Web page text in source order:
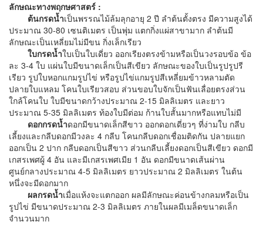
ลักษณะทางพฤกษศาสตร์ :
ต้นกรดน้ำเป็นพรรณไม้ล้มลุกอายุ 2 ปี ลำต้นตั้งตรง มีความสูงได้
ประมาณ 30-80 เซนติเมตร เป็นพุ่ม แตกกิ่งแผ่สาขามาก ลำต้นมี
ลักษณะเป็นเหลี่ยมไม่มีขน กิ่งเล็กเรียว
ใบกรดน้ำใบเป็นใบเดี่ยว ออกเรียงตรงข้ามหรือเป็นวงรอบข้อ ข้อ
ละ 3-4 ใบ แผ่นใบมีขนาดเล็กเป็นสีเขียว ลักษณะของใบเป็นรูปรูปรี
เรียว รูปใบหอกแกมรูปไข่ หรือรูปไข่แกมรูปสีเหลี่ยมข้าวหลามตัด
ปลายใบแหลม โคนใบเรียวสอบ ส่วนขอบใบจักเป็นฟันเลื่อยตรงส่วน
ใกล้โคนใบ ใบมีขนาดกว้างประมาณ 2-15 มิลลิเมตร และยาว
ประมาณ 5-35 มิลลิเมตร ท้องใบมีต่อม ก้านใบสั้นมากหรือแทบไม่มี
ดอกกรดน้ำดอกมีขนาดเล็กสีขาว ออกดอกเดี่ยวๆ ที่ง่ามใบ กลีบ
เลี้ยงและกลีบดอกมีวงละ 4 กลีบ โคนกลีบดอกเชื่อมติดกัน ปลายแยก
ออกเป็น 2 ปาก กลีบดอกเป็นสีขาว ส่วนกลีบเลี้ยงดอกเป็นสีเขียว ดอกมี
เกสรเพศผู้ 4 อัน และมีเกสรเพศเมีย 1 อัน ดอกมีขนาดเส้นผ่าน
ศูนย์กลางประมาณ 4-5 มิลลิเมตร ยาวประมาณ 2 มิลลิเมตร ในต้น
หนึ่งจะมีดอกมาก
ผลกรดน้ำเมื่อแห้งจะแตกออก ผลมีลักษณะค่อนข้างกลมหรือเป็น
รูปไข่ มีขนาดประมาณ 2-3 มิลลิเมตร ภายในผลมีเมล็ดขนาดเล็ก
จำนวนมาก